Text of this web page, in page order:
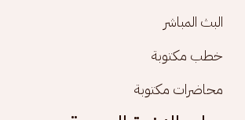
البث المباشر
خطب مكتوبة
محاضرات مكتوبة